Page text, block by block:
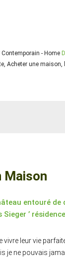
Contemporain - Home
Acheter une maison,
Maison
entouré de
’
vivre leur vie
je ne pouvais